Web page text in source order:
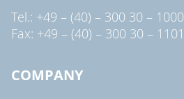
Tel.: +49 – (40) – 300 30 – 1000
Fax: +49 – (40) – 300 30 – 1101
COMPANY